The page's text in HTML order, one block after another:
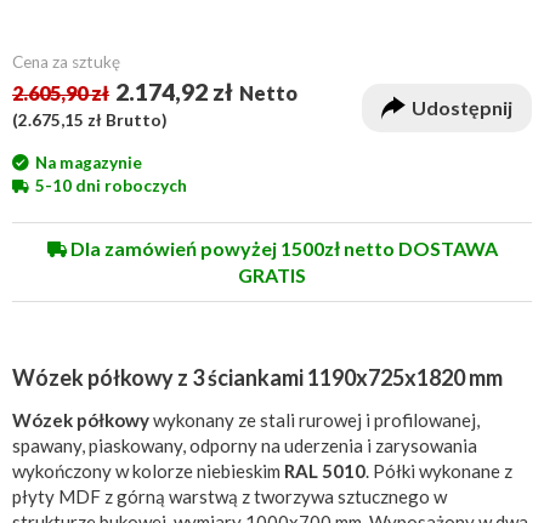
Cena za sztukę
2.605,90 zł 2.174,92 zł Netto
(2.675,15 zł Brutto)
Udostępnij
Na magazynie
5-10 dni roboczych
Dla zamówień powyżej 1500zł netto DOSTAWA
GRATIS
Wózek półkowy z 3 ściankami 1190x725x1820 mm
Wózek półkowywykonany ze stali rurowej i profilowanej,
spawany, piaskowany, odporny na uderzenia i zarysowania
wykończony w kolorze niebieskim RAL 5010. Półki wykonane z
płyty MDF z górną warstwą z tworzywa sztucznego w